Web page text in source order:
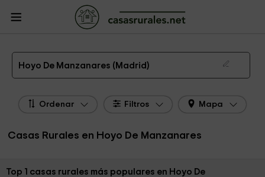
Casas Rurales
Hoyo De Manzanares
Las 1 mejores casas rurales en Hoyo De Manzanares de 2026
Hoyo De Manzanares (Madrid)
Ordenar Filtros Mapa
Casas Rurales en Hoyo De Manzanares
Ordenar por:
Top 1 casas rurales más populares en Hoyo De